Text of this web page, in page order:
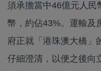
須承擔當中46億元人民
幣，約佔43%。運輸及
府正就「港珠澳大橋」
仔細澄清，以便之後向